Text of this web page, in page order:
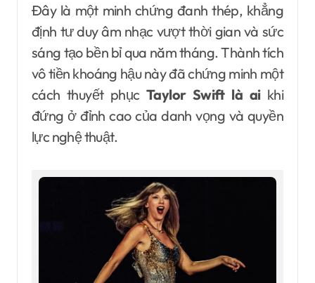
Đây là một minh chứng đanh thép, khẳng
định tư duy âm nhạc vượt thời gian và sức
sáng tạo bền bỉ qua năm tháng. Thành tích
vô tiền khoáng hậu này đã chứng minh một
cách thuyết phục Taylor Swift là aikhi
đứng ở đỉnh cao của danh vọng và quyền
lực nghệ thuật.